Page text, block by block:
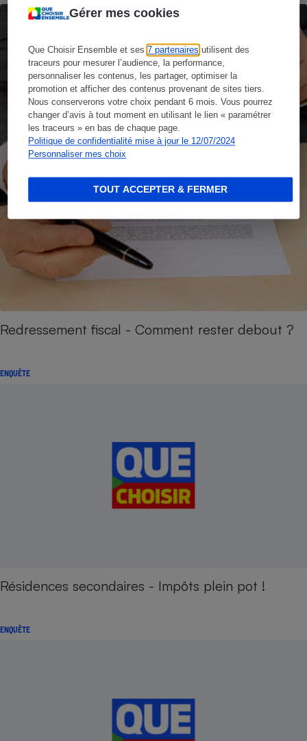
Gérer mes cookies
Que Choisir Ensemble et ses7 partenaires utilisent des
traceurs pour mesurer l’audience, la performance,
personnaliser les contenus, les partager, optimiser la
promotion et afficher des contenus provenant de sites tiers.
Nous conserverons votre choix pendant 6 mois. Vous pourrez
changer d’avis à tout moment en utilisant le lien « paramétrer
les traceurs » en bas de chaque page.
Politique de confidentialité mise à jour le 12/07/2024
Personnaliser mes choix
TOUT ACCEPTER & FERMER
Redressement fiscal - Comment rester debout ?
ENQUÊTE
Résidences secondaires - Impôts plein pot !
ENQUÊTE